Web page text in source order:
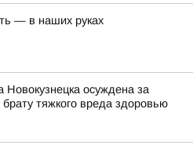
— в наших руках
Новокузнецка осуждена за
тяжкого вреда здоровью